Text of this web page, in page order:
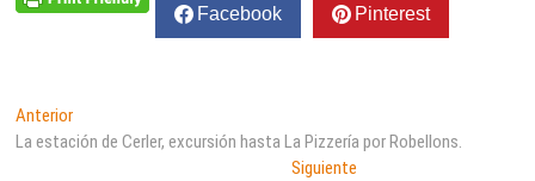
Facebook Pinterest
Navegación
de
AnteriorEntrada
anterior:
La estación de Cerler, excursión hasta La Pizzería por Robellons.
SiguienteEntrada